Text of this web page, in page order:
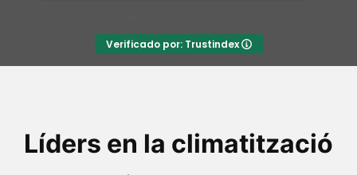
Verificado por: Trustindex
Líders en la climatització